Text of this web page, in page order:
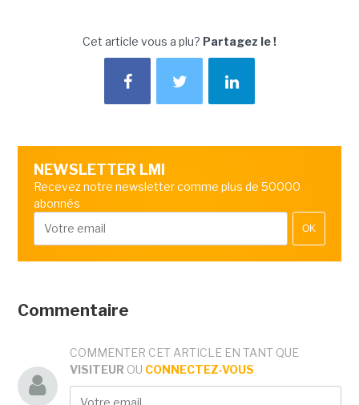
Cet article vous a plu? Partagez le !
NEWSLETTER LMI
Recevez notre newsletter comme plus de 50000
abonnés
OK
Commentaire
COMMENTER CET ARTICLE EN TANT QUE
VISITEUR OU CONNECTEZ-VOUS